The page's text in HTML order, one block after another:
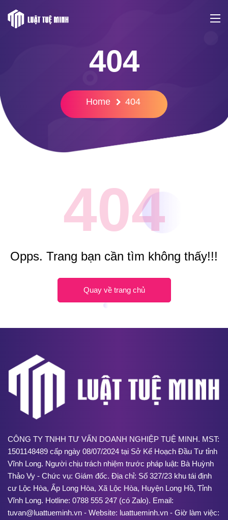
404
Home 404
404
Opps. Trang bạn cần tìm không thấy!!!
Quay về trang chủ
CÔNG TY TNHH TƯ VẤN DOANH NGHIỆP TUỆ MINH. MST:
1501148489 cấp ngày 08/07/2024 tại Sở Kế Hoạch Đầu Tư tỉnh
Vĩnh Long. Người chịu trách nhiệm trước pháp luật: Bà Huỳnh
Thảo Vy - Chức vụ: Giám đốc. Địa chỉ: Số 327/23 khu tái định
cư Lộc Hòa, Ấp Long Hòa, Xã Lộc Hòa, Huyện Long Hồ, Tỉnh
Vĩnh Long. Hotline: 0788 555 247 (có Zalo). Email:
tuvan@luattueminh.vn - Website: luattueminh.vn - Giờ làm việc: